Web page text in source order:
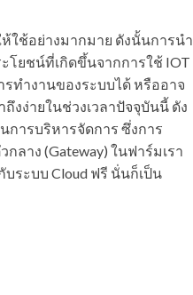
ใช้อย่างมากมาย ดังนั้นการนำ
โยชน์ที่เกิดขึ้นจากการใช้ IOT
รทำงานของระบบได้ หรืออาจ
งง่ายในช่วงเวลาปัจจุบันนี้ ดัง
ารบริหารจัดการ ซึ่งการ
ลาง (Gateway) ในฟาร์มเรา
ระบบ Cloud ฟรี นั่นก็เป็น